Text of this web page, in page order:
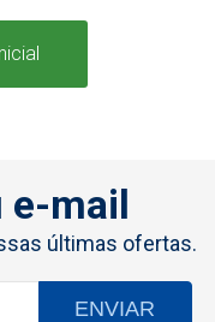
e-mail
últimas ofertas.
ENVIAR